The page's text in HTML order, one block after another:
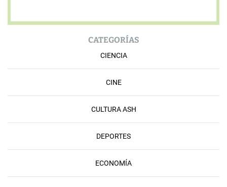
CATEGORÍAS
CIENCIA
CINE
CULTURA ASH
DEPORTES
ECONOMÍA